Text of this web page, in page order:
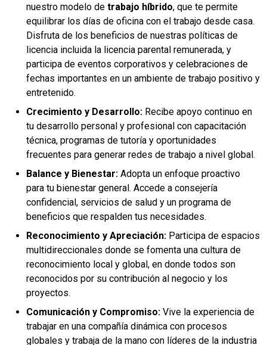
nuestro modelo de trabajo híbrido, que te permite
equilibrar los días de oficina con el trabajo desde casa.
Disfruta de los beneficios de nuestras políticas de
licencia incluida la licencia parental remunerada, y
participa de eventos corporativos y celebraciones de
fechas importantes en un ambiente de trabajo positivo y
entretenido.
Crecimiento y Desarrollo: Recibe apoyo continuo en
tu desarrollo personal y profesional con capacitación
técnica, programas de tutoría y oportunidades
frecuentes para generar redes de trabajo a nivel global.
Balance y Bienestar: Adopta un enfoque proactivo
para tu bienestar general. Accede a consejería
confidencial, servicios de salud y un programa de
beneficios que respalden tus necesidades.
Reconocimiento y Apreciación: Participa de espacios
multidireccionales donde se fomenta una cultura de
reconocimiento local y global, en donde todos son
reconocidos por su contribución al negocio y los
proyectos.
Comunicación y Compromiso: Vive la experiencia de
trabajar en una compañía dinámica con procesos
globales y trabaja de la mano con líderes de la industria